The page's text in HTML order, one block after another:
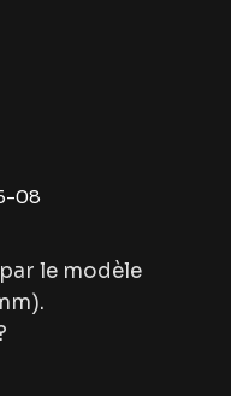
08
le modèle